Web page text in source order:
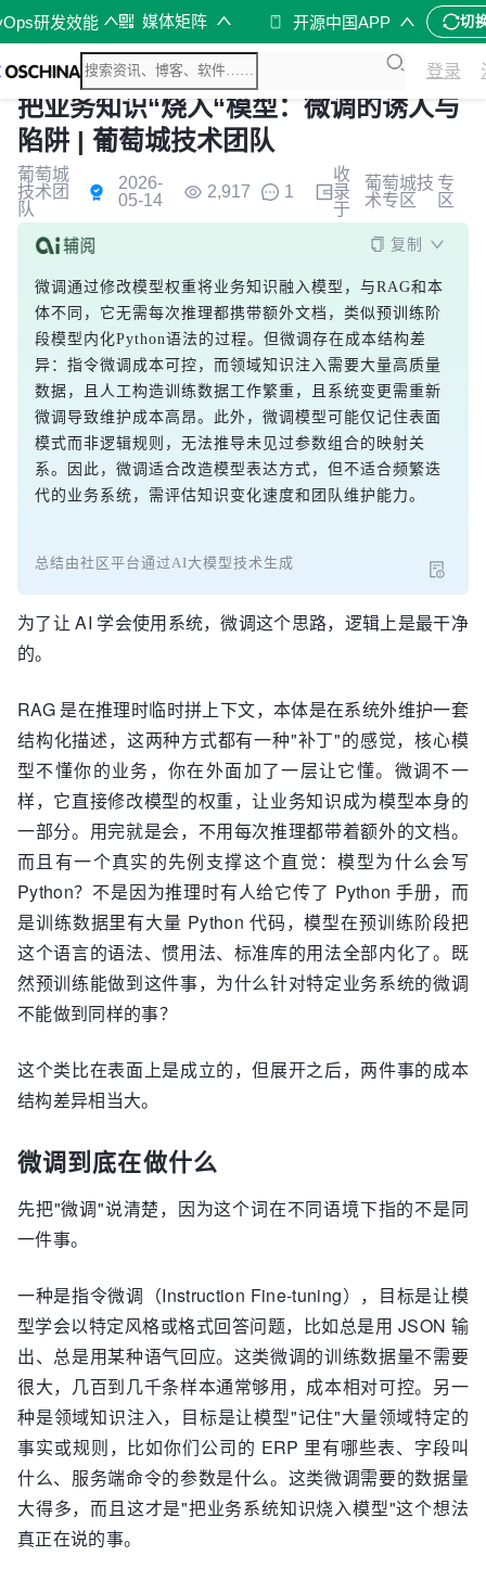
研发效能 媒体矩阵 开源中国APP 切
登录
把业务知识“烧入“模型：微调的诱人与
陷阱 | 葡萄城技术团队
葡萄城
技术团
队
2026-
05-14
2,917 1
收
录
于
葡萄城技
术专区
专
区
复制
微调通过修改模型权重将业务知识融入模型，与RAG和本
体不同，它无需每次推理都携带额外文档，类似预训练阶
段模型内化Python语法的过程。但微调存在成本结构差
异：指令微调成本可控，而领域知识注入需要大量高质量
数据，且人工构造训练数据工作繁重，且系统变更需重新
微调导致维护成本高昂。此外，微调模型可能仅记住表面
模式而非逻辑规则，无法推导未见过参数组合的映射关
系。因此，微调适合改造模型表达方式，但不适合频繁迭
代的业务系统，需评估知识变化速度和团队维护能力。
总结由社区平台通过AI大模型技术生成
为了让 AI 学会使用系统，微调这个思路，逻辑上是最干净
的。
RAG 是在推理时临时拼上下文，本体是在系统外维护一套
结构化描述，这两种方式都有一种"补丁"的感觉，核心模
型不懂你的业务，你在外面加了一层让它懂。微调不一
样，它直接修改模型的权重，让业务知识成为模型本身的
一部分。用完就是会，不用每次推理都带着额外的文档。
而且有一个真实的先例支撑这个直觉：模型为什么会写
Python？不是因为推理时有人给它传了 Python 手册，而
是训练数据里有大量 Python 代码，模型在预训练阶段把
这个语言的语法、惯用法、标准库的用法全部内化了。既
然预训练能做到这件事，为什么针对特定业务系统的微调
不能做到同样的事？
这个类比在表面上是成立的，但展开之后，两件事的成本
结构差异相当大。
微调到底在做什么
先把"微调"说清楚，因为这个词在不同语境下指的不是同
一件事。
一种是指令微调（Instruction Fine-tuning），目标是让模
型学会以特定风格或格式回答问题，比如总是用 JSON 输
出、总是用某种语气回应。这类微调的训练数据量不需要
很大，几百到几千条样本通常够用，成本相对可控。另一
种是领域知识注入，目标是让模型"记住"大量领域特定的
事实或规则，比如你们公司的 ERP 里有哪些表、字段叫
什么、服务端命令的参数是什么。这类微调需要的数据量
大得多，而且这才是"把业务系统知识烧入模型"这个想法
真正在说的事。